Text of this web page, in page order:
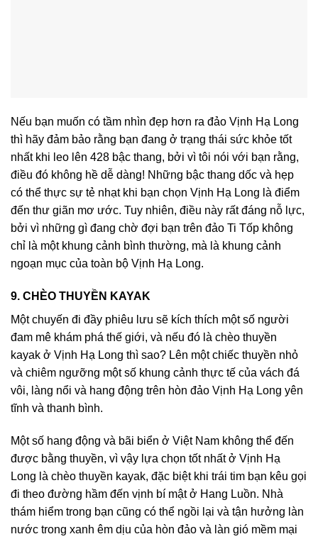
Nếu bạn muốn có tầm nhìn đẹp hơn ra đảo Vịnh Hạ Long
thì hãy đảm bảo rằng bạn đang ở trạng thái sức khỏe tốt
nhất khi leo lên 428 bậc thang, bởi vì tôi nói với bạn rằng,
điều đó không hề dễ dàng! Những bậc thang dốc và hẹp
có thể thực sự tẻ nhạt khi bạn chọn Vịnh Hạ Long là điểm
đến thư giãn mơ ước. Tuy nhiên, điều này rất đáng nỗ lực,
bởi vì những gì đang chờ đợi bạn trên đảo Ti Tốp không
chỉ là một khung cảnh bình thường, mà là khung cảnh
ngoạn mục của toàn bộ Vịnh Hạ Long.
9. CHÈO THUYỀN KAYAK
Một chuyến đi đầy phiêu lưu sẽ kích thích một số người
đam mê khám phá thế giới, và nếu đó là chèo thuyền
kayak ở Vịnh Hạ Long thì sao? Lên một chiếc thuyền nhỏ
và chiêm ngưỡng một số khung cảnh thực tế của vách đá
vôi, làng nổi và hang động trên hòn đảo Vịnh Hạ Long yên
tĩnh và thanh bình.
Một số hang động và bãi biển ở Việt Nam không thể đến
được bằng thuyền, vì vậy lựa chọn tốt nhất ở Vịnh Hạ
Long là chèo thuyền kayak, đặc biệt khi trái tim bạn kêu gọi
đi theo đường hầm đến vịnh bí mật ở Hang Luồn. Nhà
thám hiểm trong bạn cũng có thể ngồi lại và tận hưởng làn
nước trong xanh êm dịu của hòn đảo và làn gió mềm mại